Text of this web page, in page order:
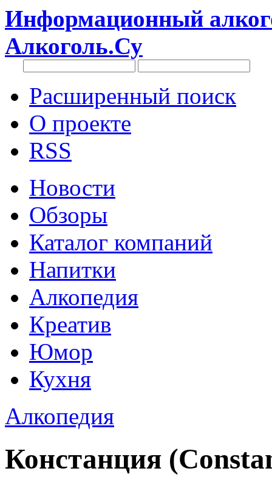
Информационный
Алкоголь.Су
Расширенный поиск
О проекте
RSS
Новости
Обзоры
Каталог компаний
Напитки
Алкопедия
Креатив
Юмор
Кухня
Алкопедия
Констанция